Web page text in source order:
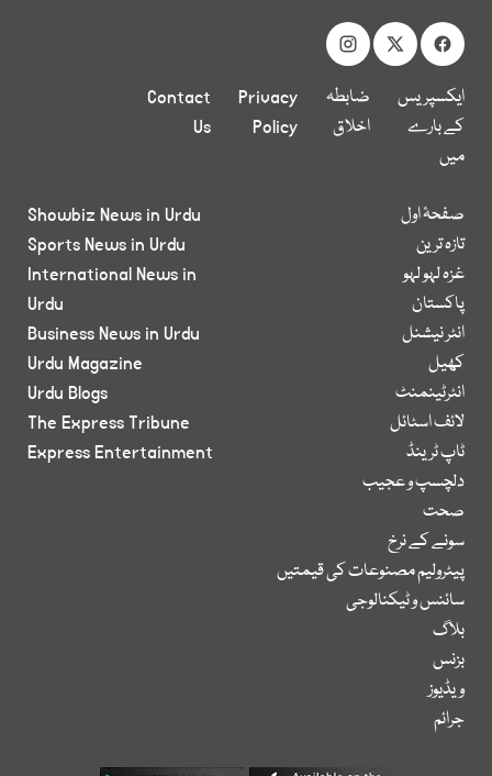
ایکسپریس
کے بارے
میں
ضابطہ
اخلاق
Privacy
Policy
Contact
Us
صفحۂ اول
تازہ ترین
غزہ لہو لہو
پاکستان
انٹر نیشنل
کھیل
انٹرٹینمنٹ
لائف اسٹائل
ٹاپ ٹرینڈ
دلچسپ و عجیب
صحت
سونے کے نرخ
پیٹرولیم مصنوعات کی قیمتیں
سائنس و ٹیکنالوجی
بلاگ
بزنس
ویڈیوز
جرائم
Showbiz News in Urdu
Sports News in Urdu
International News in
Urdu
Business News in Urdu
Urdu Magazine
Urdu Blogs
The Express Tribune
Express Entertainment